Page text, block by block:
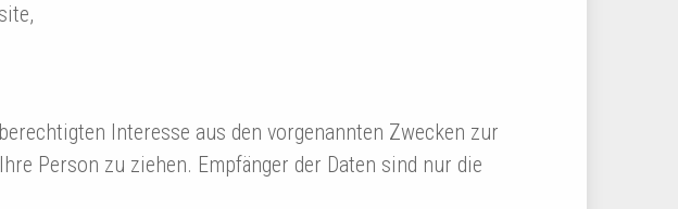
Interesse aus den vorgenannten Zwecken zur
Person zu ziehen. Empfänger der Daten sind nur die